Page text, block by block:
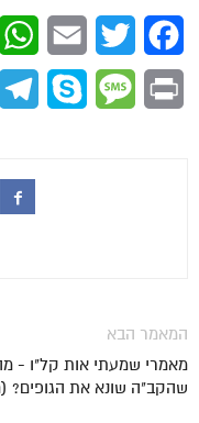
Facebook
Twitter
Email
Print
Message
Skype
המאמר הבא
מאמרי שמעתי אות קל"ו -
שהקב"ה שונא את הגופים?